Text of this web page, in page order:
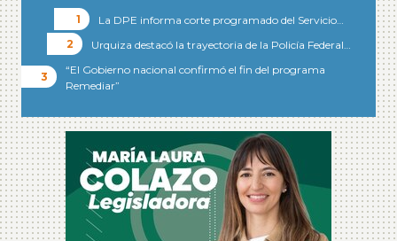
La DPE informa corte programado del Servicio…
Urquiza destacó la trayectoria de la Policía Federal…
“El Gobierno nacional confirmó el fin del programa
Remediar”